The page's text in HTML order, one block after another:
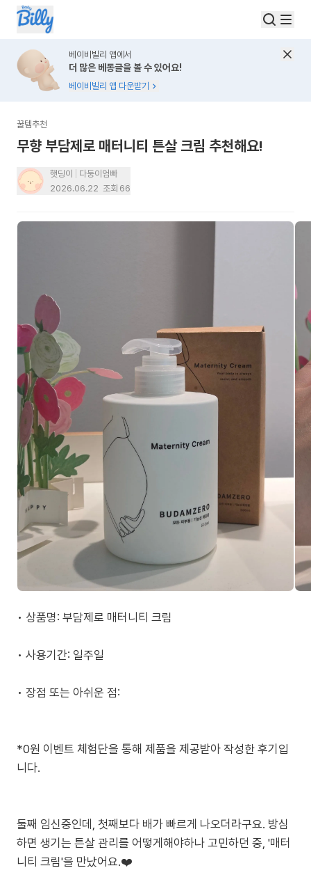
베이비빌리 앱에서
더 많은 베동글을 볼 수 있어요!
베이비빌리 앱 다운받기
꿀템추천
무향 부담제로 매터니티 튼살 크림 추천해요!
햇딩이
다둥이엄빠
2026.06.22 조회 66
• 상품명: 부담제로 매터니티 크림
• 사용기간: 일주일
• 장점 또는 아쉬운 점:
*0원 이벤트 체험단을 통해 제품을 제공받아 작성한 후기입
니다.
둘째 임신중인데, 첫째보다 배가 빠르게 나오더라구요. 방심
하면 생기는 튼살 관리를 어떻게해야하나 고민하던 중, '매터
니티 크림'을 만났어요.❤️